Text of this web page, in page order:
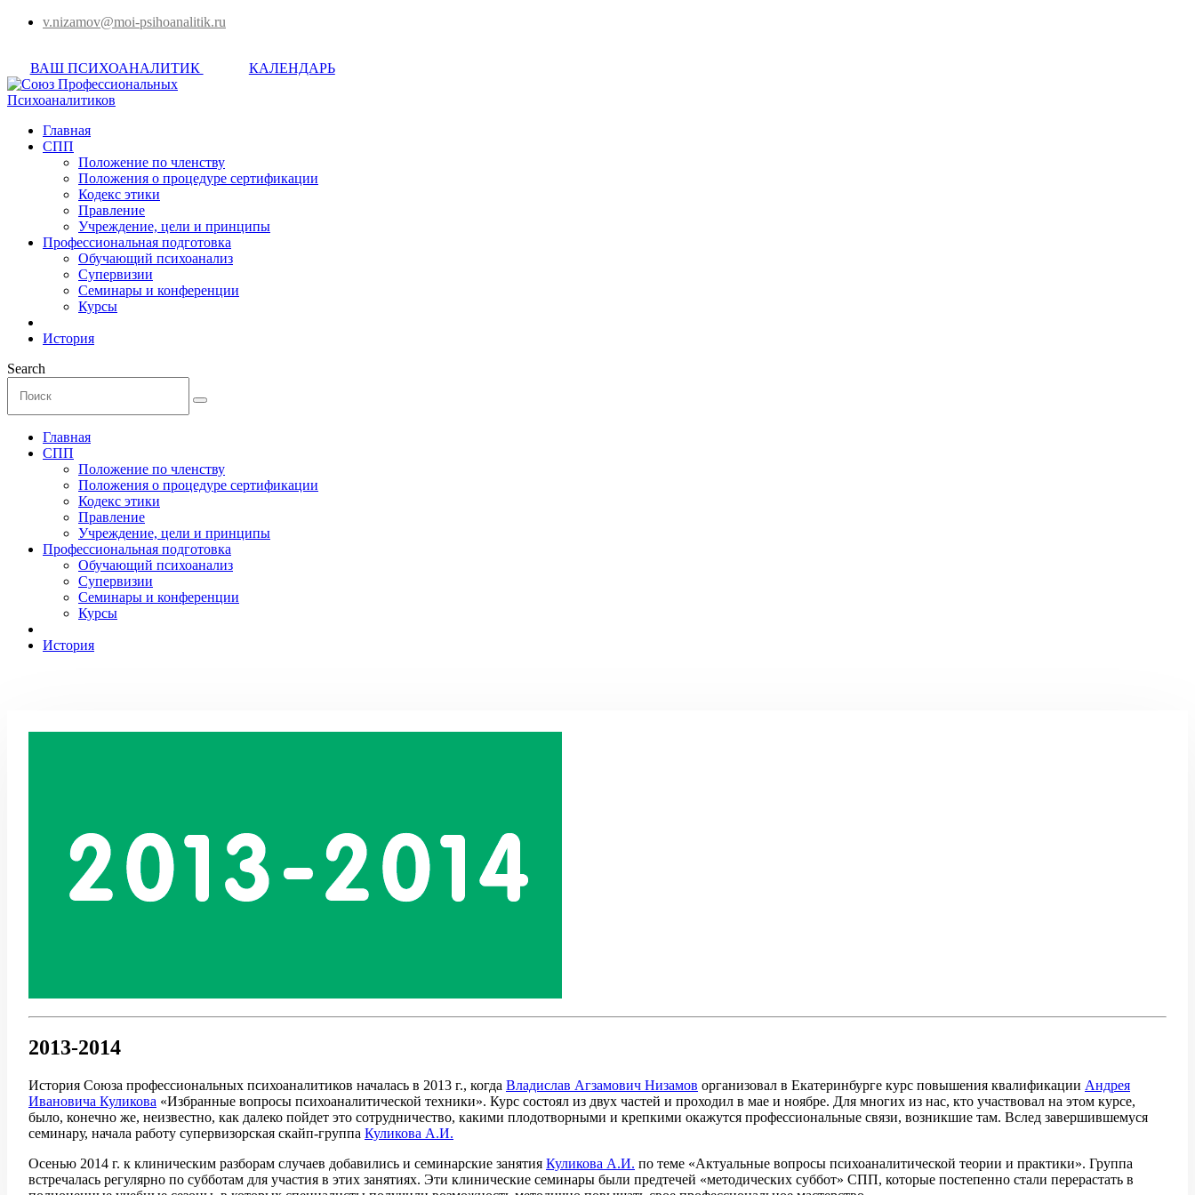
v.nizamov@moi-psihoanalitik.ru
ВАШ ПСИХОАНАЛИТИК КАЛЕНДАРЬ
Главная
СПП
Положение по членству
Положения о процедуре сертификации
Кодекс этики
Правление
Учреждение, цели и принципы
Профессиональная подготовка
Обучающий психоанализ
Супервизии
Семинары и конференции
Курсы
История
Search
Главная
СПП
Положение по членству
Положения о процедуре сертификации
Кодекс этики
Правление
Учреждение, цели и принципы
Профессиональная подготовка
Обучающий психоанализ
Супервизии
Семинары и конференции
Курсы
История
2013-2014
История Союза профессиональных психоаналитиков началась в 2013 г., когда Владислав Агзамович Низамов организовал в Екатеринбурге курс повышения квалификации Андрея
Ивановича Куликова «Избранные вопросы психоаналитической техники». Курс состоял из двух частей и проходил в мае и ноябре. Для многих из нас, кто участвовал на этом курсе,
было, конечно же, неизвестно, как далеко пойдет это сотрудничество, какими плодотворными и крепкими окажутся профессиональные связи, возникшие там. Вслед завершившемуся
семинару, начала работу супервизорская скайп-группа Куликова А.И.
Осенью 2014 г. к клиническим разборам случаев добавились и семинарские занятия Куликова А.И. по теме «Актуальные вопросы психоаналитической теории и практики». Группа
встречалась регулярно по субботам для участия в этих занятиях. Эти клинические семинары были предтечей «методических суббот» СПП, которые постепенно стали перерастать в